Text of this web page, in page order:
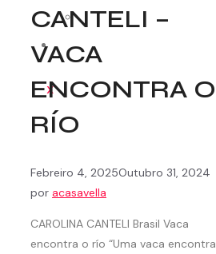
Arquivo
CONTACTO
X
CANTELI –
VACA
ENCONTRA O
RÍO
Febreiro 4, 2025Outubro 31, 2024
por acasavella
CAROLINA CANTELI Brasil Vaca
encontra o río “Uma vaca encontra